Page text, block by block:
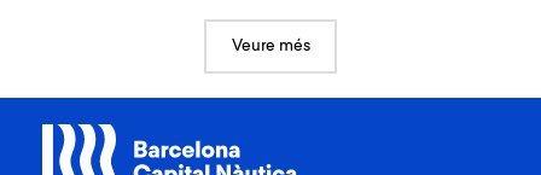
Port
Barcelona
Veure més